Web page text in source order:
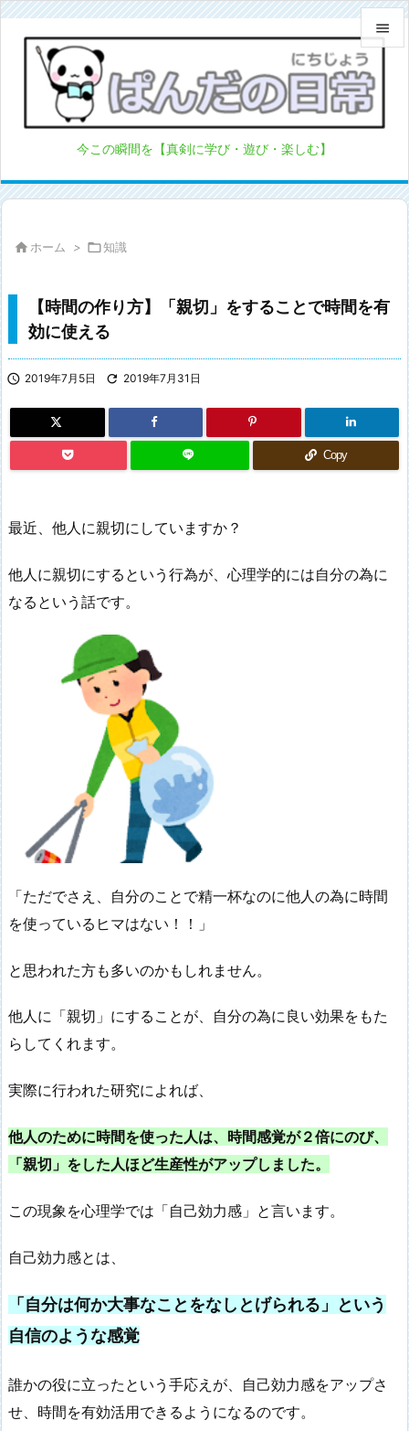
今この瞬間を【真剣に学び・遊び・楽しむ】

メニュ

サイド
前へ
ホーム > 知識
【時間の作り方】「親切」をすることで時間を有
効に使える
 2019年7月5日  2019年7月31日
Copy
最近、他人に親切にしていますか？
他人に親切にするという行為が、心理学的には自分の為に
なるという話です。
「ただでさえ、自分のことで精一杯なのに他人の為に時間
を使っているヒマはない！！」
と思われた方も多いのかもしれません。
他人に「親切」にすることが、自分の為に良い効果をもた
らしてくれます。
実際に行われた研究によれば、
他人のために時間を使った人は、時間感覚が２倍にのび、
「親切」をした人ほど生産性がアップしました。
この現象を心理学では「自己効力感」と言います。
自己効力感とは、
「自分は何か大事なことをなしとげられる」という
自信のような感覚
誰かの役に立ったという手応えが、自己効力感をアップさ
せ、時間を有効活用できるようになるのです。